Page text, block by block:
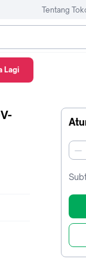
Tentang
Lagi